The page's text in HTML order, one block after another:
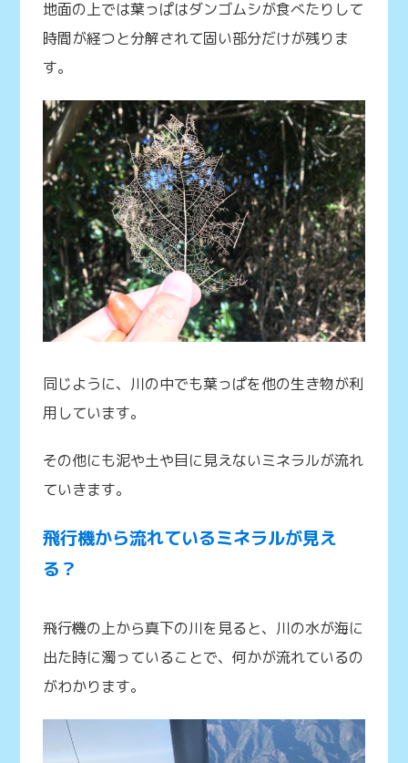
地面の上では葉っぱはダンゴムシが食べたりして
時間が経つと分解されて固い部分だけが残りま
す。
同じように、川の中でも葉っぱを他の生き物が利
用しています。
その他にも泥や土や目に見えないミネラルが流れ
ていきます。
飛行機から流れているミネラルが見え
る？
飛行機の上から真下の川を見ると、川の水が海に
出た時に濁っていることで、何かが流れているの
がわかります。